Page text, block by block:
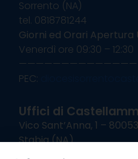
Sorrento (NA)
tel. 0818781244
Giorni ed Orari Apertura
Venerdì ore 09:30 – 12:30
PEC:
Uffici di
Vico Sant’Anna, 1 –
Stabia (NA)